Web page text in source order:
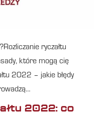
ryczałtu
które mogą cię
2022 – jakie błędy
2022: co